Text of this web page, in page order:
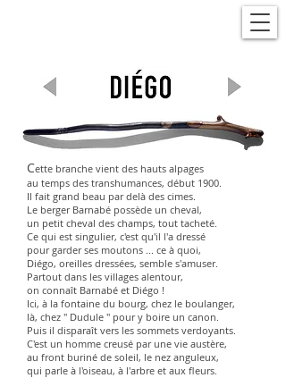
Cette branche vient des hauts alpages
au temps des transhumances, début 1900.
Il fait grand beau par delà des cimes.
Le berger Barnabé possède un cheval,
un petit cheval des champs, tout tacheté.
Ce qui est singulier, c'est qu'il l'a dressé
pour garder ses moutons ... ce à quoi,
Diégo, oreilles dressées, semble s'amuser.
Partout dans les villages alentour,
on connaît Barnabé et Diégo !
Ici, à la fontaine du bourg, chez le boulanger,
là, chez " Dudule " pour y boire un canon.
Puis il disparaît vers les sommets verdoyants.
C'est un homme creusé par une vie austère,
au front buriné de soleil, le nez anguleux,
qui parle à l'oiseau, à l'arbre et aux fleurs.